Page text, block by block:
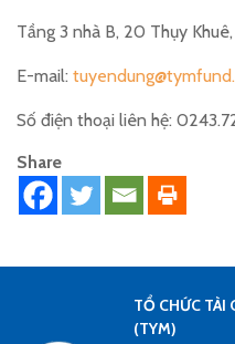
Tầng 3 nhà B, 20 Thụy
E-mail:
Số điện thoại liên hệ:
Share
TỔ CHỨC TÀI
(TYM)